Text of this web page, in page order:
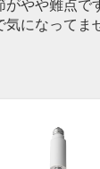
がやや難点で
になってま